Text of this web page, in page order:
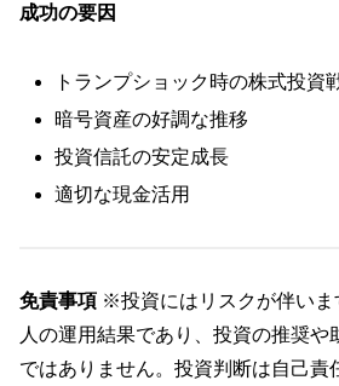
成功の要因
トランプショック時の株式投資
暗号資産の好調な推移
投資信託の安定成長
適切な現金活用
免責事項 ※投資にはリスクが伴いま
人の運用結果であり、投資の推奨や
ではありません。投資判断は自己責